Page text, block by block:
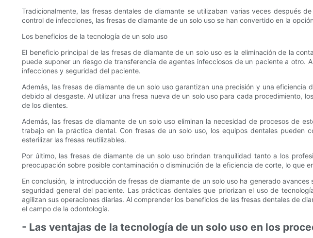
Tradicionalmente, las fresas dentales de diamante se utilizaban varias veces después
control de infecciones, las fresas de diamante de un solo uso se han convertido en la
Los beneficios de la tecnología de un solo uso
El beneficio principal de las fresas de diamante de un solo uso es la eliminación de la
puede suponer un riesgo de transferencia de agentes infecciosos de un paciente a
infecciones y seguridad del paciente.
Además, las fresas de diamante de un solo uso garantizan una precisión y una
debido al desgaste. Al utilizar una fresa nueva de un solo uso para cada procedimiento,
de los dientes.
Además, las fresas de diamante de un solo uso eliminan la necesidad de procesos de
trabajo en la práctica dental. Con fresas de un solo uso, los equipos dentales
esterilizar las fresas reutilizables.
Por último, las fresas de diamante de un solo uso brindan tranquilidad tanto a los
preocupación sobre posible contaminación o disminución de la eficiencia de corte, lo que
En conclusión, la introducción de fresas de diamante de un solo uso ha generado
seguridad general del paciente. Las prácticas dentales que priorizan el uso de
agilizan sus operaciones diarias. Al comprender los beneficios de las fresas dentales de
el campo de la odontología.
- Las ventajas de la tecnología de un solo uso en los